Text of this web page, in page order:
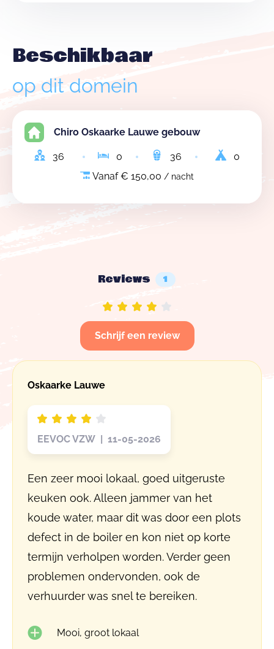
Beschikbaar
op dit domein
Chiro Oskaarke Lauwe gebouw
36 0 36
0
Vanaf € 150,00 / nacht
Reviews 1
Schrijf een review
Oskaarke Lauwe
EEVOC VZW | 11-05-2026
Een zeer mooi lokaal, goed uitgeruste
keuken ook. Alleen jammer van het
koude water, maar dit was door een plots
defect in de boiler en kon niet op korte
termijn verholpen worden. Verder geen
problemen ondervonden, ook de
verhuurder was snel te bereiken.
Mooi, groot lokaal